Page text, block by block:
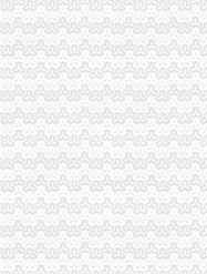
重庆代办公司_代理公司注册
重庆招聘工商外勤人员_重庆
重庆市计算机招聘-107个职位
【品牌经理招聘】重庆诺玛
《建造师注册流程》_优秀范
分分送金可提款>>>分分送金
【招商运营主管招聘】重庆
重庆渝中区个既有住宅加装电
虚构募公司还配备诈骗指南23
渝中区公司注销
重庆公司注册营业执照办理
《营业执照注销流程》_优秀